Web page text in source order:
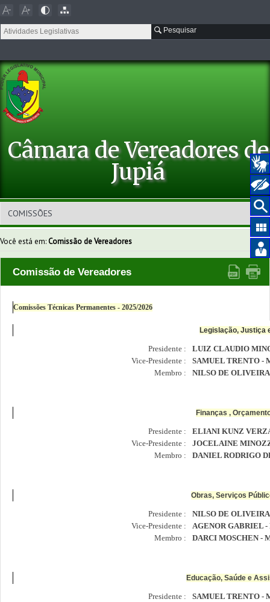
Pesquisar
Câmara de Vereadores de
Jupiá
Você está em:Comissão de Vereadores
Comissão de Vereadores
Comissões Técnicas Permanentes - 2025/2026
Legislação, Justiça
Presidente :
LUIZ CLAUDIO
Vice-Presidente :
SAMUEL TRENTO -
Membro :
NILSO DE
Finanças ,
Presidente :
ELIANI KUNZ
Vice-Presidente :
JOCELAINE
Membro :
DANIEL RODRIGO
Obras, Serviços
Presidente :
NILSO DE
Vice-Presidente :
AGENOR GABRIEL -
Membro :
DARCI MOSCHEN -
Educação, Saúde e
Presidente :
SAMUEL TRENTO -